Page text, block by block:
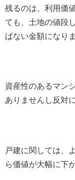
残るのは、利用価
ても、土地の値段
ばない金額になりま
資産性のあるマン
ありませんし反対
戸建に関しては、
ら価値が大幅に下